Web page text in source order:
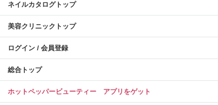
ネイルカタログトップ
美容クリニックトップ
ログイン / 会員登録
総合トップ
ホットペッパービューティー アプリをゲット